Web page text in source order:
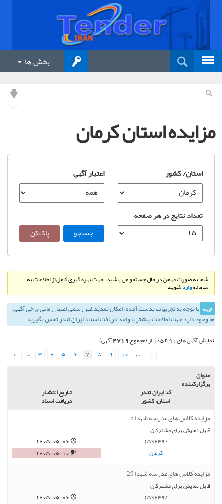
بخش ها
مزایده استان کرمان
استان/ کشور اعتبار آگهی
تعداد نتایج در هر صفحه
شما به صورت مهمان در حال جستجو می باشید، جهت بهره گیری کامل از اطلاعات به
سامانهواردشوید
توجه با توجه به تجربيات بدست آمده ،‌امكان تمديد غير رسمی اعتبار زمانی برخی آگهی
ها وجود دارد جهت اطلاعات بیشتر با واحد دریافت اسناد ایران تندر تماس بگیرید
نمایش آگهی های 91 تا 105 از (مجموع 4719آگهی)
←
… 3 4 5 6 7 8 9 10 … →
عنوان
برگزارکننده
کد ایران تندر
استان، کشور
تـاريخ انتشـار
دریافت اسناد
مزایده کلاس های مدرسه شهدا 5
قابل نمایش برای مشترکان
1596399
کرمان
1405-05-06
1405-05-10
مزایده کلاس های مدرسه شهدا 29
قابل نمایش برای مشترکان
1596398
1405-05-06